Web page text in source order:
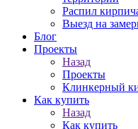
Распил
Выезд на
Блог
Проекты
Назад
Проекты
Клинкерный
Как купить
Назад
Как купить